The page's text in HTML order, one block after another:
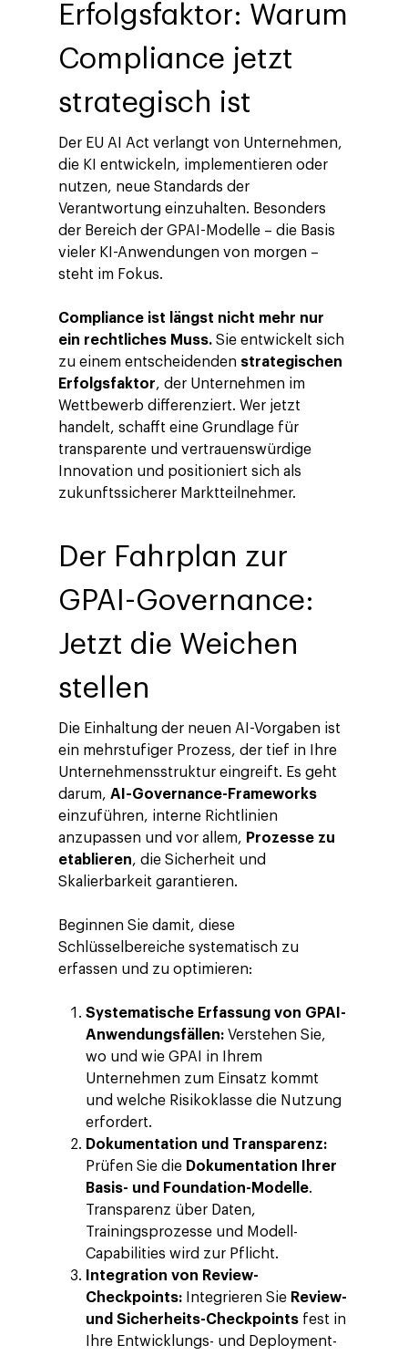
Erfolgsfaktor: Warum
Compliance jetzt
strategisch ist
Der EU AI Act verlangt von Unternehmen,
die KI entwickeln, implementieren oder
nutzen, neue Standards der
Verantwortung einzuhalten. Besonders
der Bereich der GPAI-Modelle – die Basis
vieler KI-Anwendungen von morgen –
steht im Fokus.
Compliance ist längst nicht mehr nur
ein rechtliches Muss. Sie entwickelt sich
zu einem entscheidenden strategischen
Erfolgsfaktor, der Unternehmen im
Wettbewerb differenziert. Wer jetzt
handelt, schafft eine Grundlage für
transparente und vertrauenswürdige
Innovation und positioniert sich als
zukunftssicherer Marktteilnehmer.
Der Fahrplan zur
GPAI-Governance:
Jetzt die Weichen
stellen
Die Einhaltung der neuen AI-Vorgaben ist
ein mehrstufiger Prozess, der tief in Ihre
Unternehmensstruktur eingreift. Es geht
darum,AI-Governance-Frameworks
einzuführen, interne Richtlinien
anzupassen und vor allem, Prozesse zu
etablieren, die Sicherheit und
Skalierbarkeit garantieren.
Beginnen Sie damit, diese
Schlüsselbereiche systematisch zu
erfassen und zu optimieren:
Systematische Erfassung von GPAI-
Anwendungsfällen: Verstehen Sie,
wo und wie GPAI in Ihrem
Unternehmen zum Einsatz kommt
und welche Risikoklasse die Nutzung
erfordert.
Dokumentation und Transparenz:
Prüfen Sie die Dokumentation Ihrer
Basis- und Foundation-Modelle.
Transparenz über Daten,
Trainingsprozesse und Modell-
Capabilities wird zur Pflicht.
Integration von Review-
Checkpoints: Integrieren Sie Review-
und Sicherheits-Checkpoints fest in
Ihre Entwicklungs- und Deployment-